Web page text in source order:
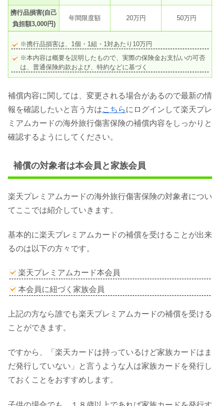
携行品損害(自己
負担額3,000円)
年間限度額 20万円 50万円
※携行品損害は、1個・1組・1対あたり10万円
※本内容は概要を説明したもので、実際の保険金お支払いの可否
は、普通保険約款および、特約などに基づく
補償内容に関しては、変更される場合があるので最新の情
報を確認したいと言う方はこちらにログインして楽天プレ
ミアムカードの海外旅行傷害保険の補償内容をしっかりと
確認するようにしてください。
補償の対象者は本会員と家族会員
楽天プレミアムカードの海外旅行傷害保険の対象者につい
てここでは紹介していきます。
基本的に楽天プレミアムカードの補償を受けることが出来
るのは以下の方々です。
楽天プレミアムカード本会員
本会員に紐づく家族会員
上記の方なら誰でも楽天プレミアムカードの補償を受ける
ことができます。
ですから、「楽天カードは持っているけど家族カードはま
だ発行していない」と言うような人は家族カードを発行し
ておくことをおすすめします。